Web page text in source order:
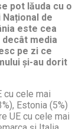
pot lăuda cu o
de
este cea
decât media
pe zi ce
și-au dorit
cu cele mai
Estonia (5%)
UE cu cele mai